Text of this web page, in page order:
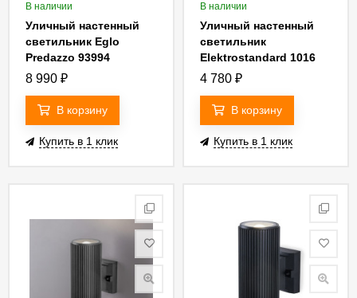
В наличии
Уличный настенный
светильник Eglo
Predazzo 93994
8 990 ₽
В корзину
Купить в 1 клик
В наличии
Уличный настенный
светильник
Elektrostandard 1016
Techno 4690389068201
4 780 ₽
В корзину
Купить в 1 клик